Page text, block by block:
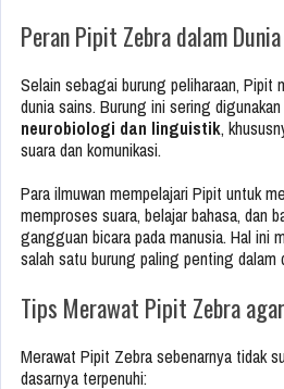
Peran Pipit Zebra dalam
Selain sebagai burung peliharaan, Pipit
dunia sains. Burung ini sering digunakan
neurobiologi dan linguistik,
suara dan komunikasi.
Para ilmuwan mempelajari Pipit untuk
memproses suara, belajar bahasa, dan
gangguan bicara pada manusia. Hal ini
salah satu burung paling penting dalam
Tips Merawat Pipit Zebra
Merawat Pipit Zebra sebenarnya tidak
dasarnya terpenuhi: